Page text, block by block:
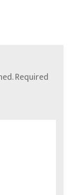
Required